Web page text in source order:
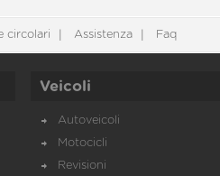
circolari Assistenza Faq
Veicoli
Autoveicoli
Motocicli
Revisioni